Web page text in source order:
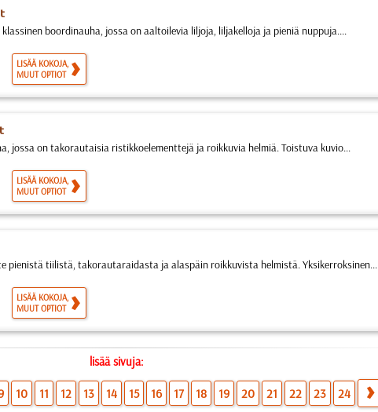
boordinauha, jossa on aaltoilevia liljoja, liljakelloja ja pieniä nuppuja....
LISÄÄ KOKOJA,
MUUT OPTIOT
jossa on takorautaisia ristikkoelementtejä ja roikkuvia helmiä. Toistuva kuvio...
LISÄÄ KOKOJA,
MUUT OPTIOT
pienistä tiilistä, takorautaraidasta ja alaspäin roikkuvista helmistä. Yksikerroksinen...
LISÄÄ KOKOJA,
MUUT OPTIOT
lisää sivuja:
10 11 12 13 14 15 16 17 18 19 20 21 22 23 24